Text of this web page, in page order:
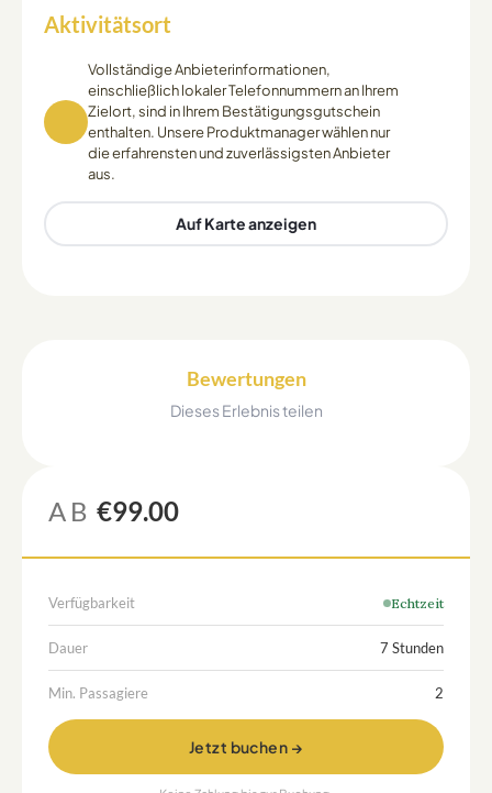
Aktivitätsort
Vollständige Anbieterinformationen,
einschließlich lokaler Telefonnummern an Ihrem
Zielort, sind in Ihrem Bestätigungsgutschein
enthalten. Unsere Produktmanager wählen nur
die erfahrensten und zuverlässigsten Anbieter
aus.
Auf Karte anzeigen
Bewertungen
Dieses Erlebnis teilen
AB €99.00
Verfügbarkeit Echtzeit
Dauer 7 Stunden
Min. Passagiere 2
Jetzt buchen →